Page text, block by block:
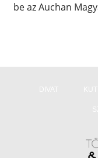
be az Auchan